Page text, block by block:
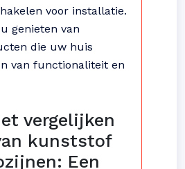
voor installatie.
genieten van
die uw huis
van functionaliteit en
vergelijken
kunststof
Een